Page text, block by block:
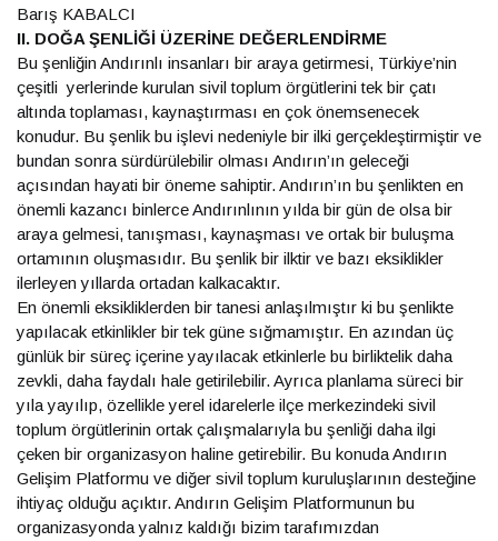
Barış KABALCI
II. DOĞA ŞENLİĞİ ÜZERİNE DEĞERLENDİRME
Bu şenliğin Andırınlı insanları bir araya getirmesi, Türkiye’nin
çeşitli yerlerinde kurulan sivil toplum örgütlerini tek bir çatı
altında toplaması, kaynaştırması en çok önemsenecek
konudur. Bu şenlik bu işlevi nedeniyle bir ilki gerçekleştirmiştir ve
bundan sonra sürdürülebilir olması Andırın’ın geleceği
açısından hayati bir öneme sahiptir. Andırın’ın bu şenlikten en
önemli kazancı binlerce Andırınlının yılda bir gün de olsa bir
araya gelmesi, tanışması, kaynaşması ve ortak bir buluşma
ortamının oluşmasıdır. Bu şenlik bir ilktir ve bazı eksiklikler
ilerleyen yıllarda ortadan kalkacaktır.
En önemli eksikliklerden bir tanesi anlaşılmıştır ki bu şenlikte
yapılacak etkinlikler bir tek güne sığmamıştır. En azından üç
günlük bir süreç içerine yayılacak etkinlerle bu birliktelik daha
zevkli, daha faydalı hale getirilebilir. Ayrıca planlama süreci bir
yıla yayılıp, özellikle yerel idarelerle ilçe merkezindeki sivil
toplum örgütlerinin ortak çalışmalarıyla bu şenliği daha ilgi
çeken bir organizasyon haline getirebilir. Bu konuda Andırın
Gelişim Platformu ve diğer sivil toplum kuruluşlarının desteğine
ihtiyaç olduğu açıktır. Andırın Gelişim Platformunun bu
organizasyonda yalnız kaldığı bizim tarafımızdan